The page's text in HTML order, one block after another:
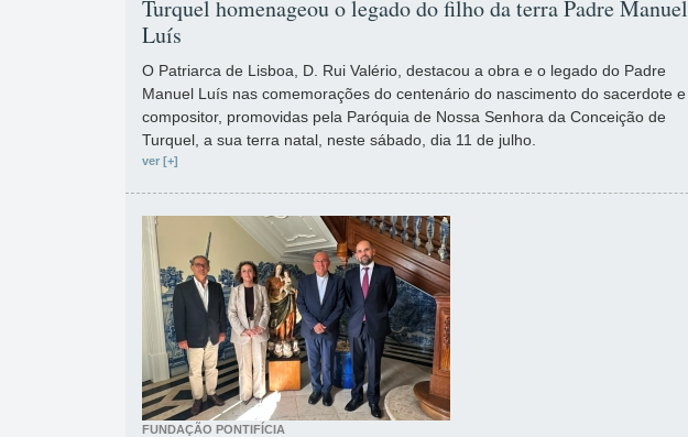
Turquel homenageou o legado do filho da terra Padre Manuel
Luís
O Patriarca de Lisboa, D. Rui Valério, destacou a obra e o legado do Padre
Manuel Luís nas comemorações do centenário do nascimento do sacerdote e
compositor, promovidas pela Paróquia de Nossa Senhora da Conceição de
Turquel, a sua terra natal, neste sábado, dia 11 de julho.
ver [+]
FUNDAÇÃO PONTIFÍCIA